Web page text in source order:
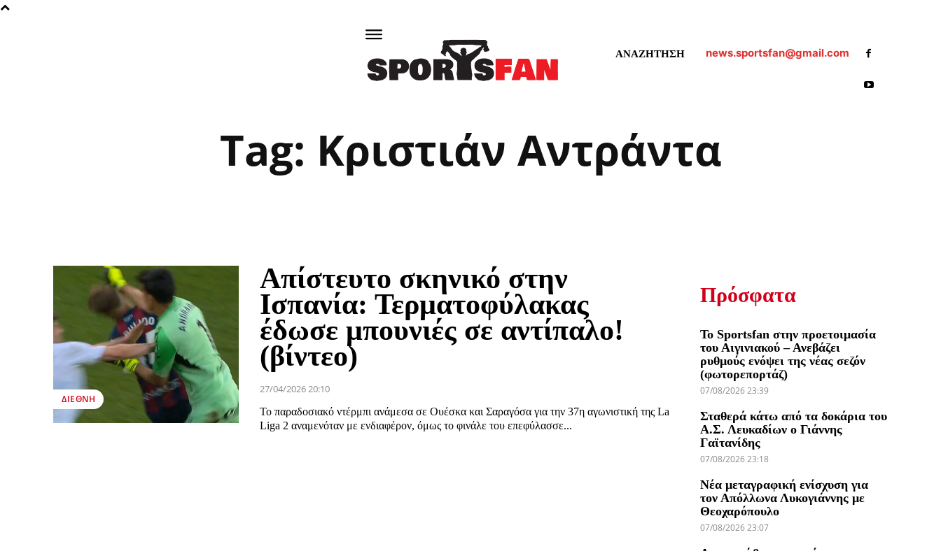
ΑΝΑΖΗΤΗΣΗ news.sportsfan@gmail.com
Tag: Κριστιάν Αντράντα
ΔΙΕΘΝΉ
Απίστευτο σκηνικό στην
Ισπανία: Τερματοφύλακας
έδωσε μπουνιές σε αντίπαλο!
(βίντεο)
27/04/2026 20:10
Το παραδοσιακό ντέρμπι ανάμεσα σε Ουέσκα και Σαραγόσα για την 37η αγωνιστική της La
Liga 2 αναμενόταν με ενδιαφέρον, όμως το φινάλε του επεφύλασσε...
Πρόσφατα
Το Sportsfan στην προετοιμασία
του Αιγινιακού – Ανεβάζει
ρυθμούς ενόψει της νέας σεζόν
(φωτορεπορτάζ)
07/08/2026 23:39
Σταθερά κάτω από τα δοκάρια του
Α.Σ. Λευκαδίων ο Γιάννης
Γαϊτανίδης
07/08/2026 23:18
Νέα μεταγραφική ενίσχυση για
τον Απόλλωνα Λυκογιάννης με
Θεοχαρόπουλο
07/08/2026 23:07